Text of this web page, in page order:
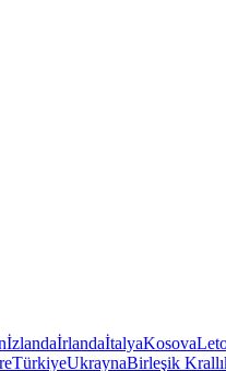
İzlandaİrlandaİtalyaKosova
TürkiyeUkraynaBirleşik